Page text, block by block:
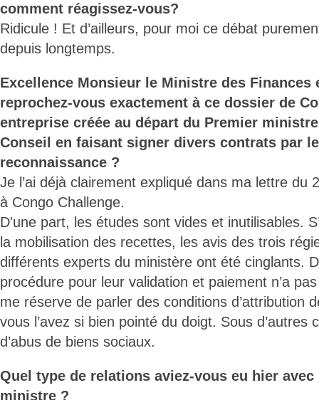
comment réagissez-vous?
Ridicule ! Et d’ailleurs, pour moi ce débat
depuis longtemps.
Excellence Monsieur le Ministre des Finances
reprochez-vous exactement à ce dossier de
entreprise créée au départ du Premier
Conseil en faisant signer divers contrats par
reconnaissance ?
Je l’ai déjà clairement expliqué dans ma lettre du
à Congo Challenge.
D'une part, les études sont vides et inutilisables.
la mobilisation des recettes, les avis des trois
différents experts du ministère ont été cinglants.
procédure pour leur validation et paiement n’a
me réserve de parler des conditions d’attribution
vous l’avez si bien pointé du doigt. Sous d’autres
d’abus de biens sociaux.
Quel type de relations aviez-vous eu hier avec
ministre ?